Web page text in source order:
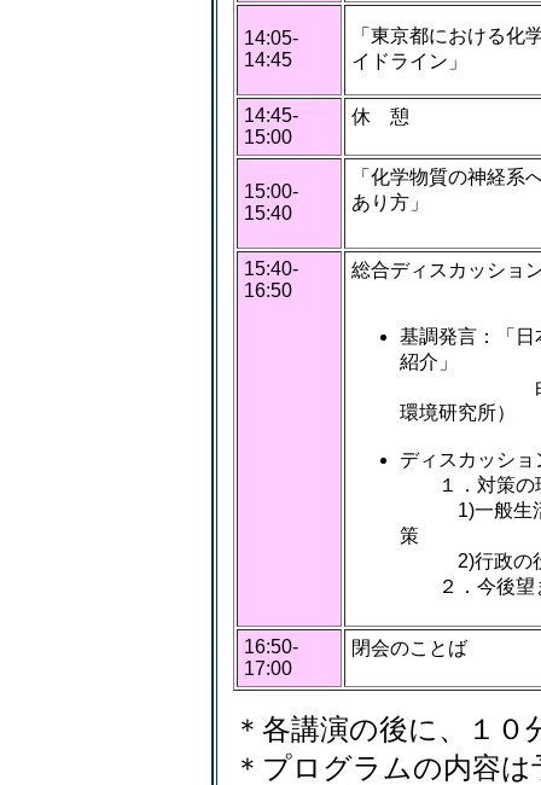
14:05-
14:45
「東京都における化
イドライン」
14:45-
15:00
休 憩
15:00-
15:40
「化学物質の神経系
あり方」
15:40-
16:50
総合ディスカッショ
基調発言：「
紹介」
白石
環境研究所）
ディスカッショ
１．対策の
1)一般生活
策
2)行政の
２．今後望
16:50-
17:00
閉会のことば
＊各講演の後に、１
＊プログラムの内容